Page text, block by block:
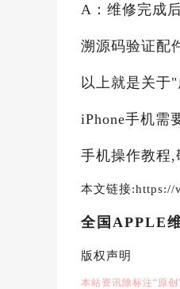
A：维修完成
溯源码验证配
以上就是关于
iPhone手机需
手机操作教程,
本文链接:https://
全国APPLE
版权声明
本站资讯除标注“原